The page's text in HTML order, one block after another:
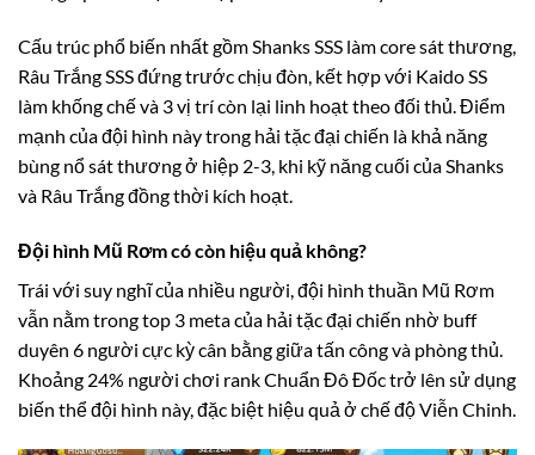
Cấu trúc phổ biến nhất gồm Shanks SSS làm core sát thương,
Râu Trắng SSS đứng trước chịu đòn, kết hợp với Kaido SS
làm khống chế và 3 vị trí còn lại linh hoạt theo đối thủ. Điểm
mạnh của đội hình này trong hải tặc đại chiến là khả năng
bùng nổ sát thương ở hiệp 2-3, khi kỹ năng cuối của Shanks
và Râu Trắng đồng thời kích hoạt.
Đội hình Mũ Rơm có còn hiệu quả không?
Trái với suy nghĩ của nhiều người, đội hình thuần Mũ Rơm
vẫn nằm trong top 3 meta của hải tặc đại chiến nhờ buff
duyên 6 người cực kỳ cân bằng giữa tấn công và phòng thủ.
Khoảng 24% người chơi rank Chuẩn Đô Đốc trở lên sử dụng
biến thể đội hình này, đặc biệt hiệu quả ở chế độ Viễn Chinh.